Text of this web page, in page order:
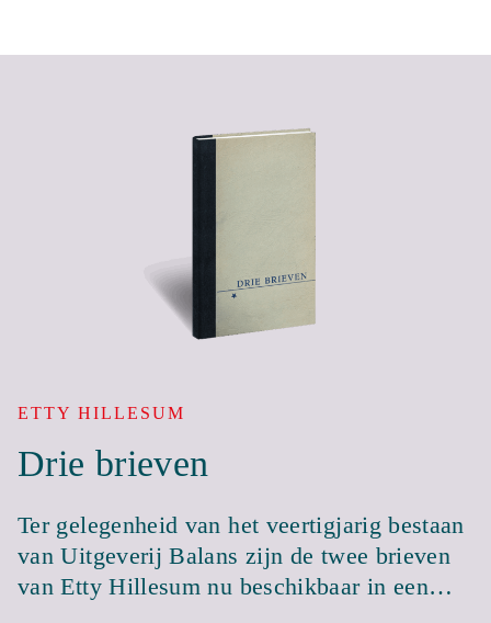
ETTY HILLESUM
Drie brieven
Ter gelegenheid van het veertigjarig bestaan
van Uitgeverij Balans zijn de twee brieven
van Etty Hillesum nu beschikbaar in een…